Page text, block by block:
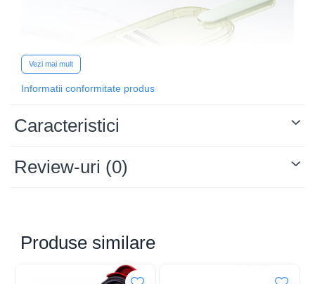
Tocatorul de legume va face sa obtineti felii mari sau mici,
groase sau subtiri, bucati.
Vezi mai mult
Informatii conformitate produs
Caracteristici
Review-uri (0)
Produse similare